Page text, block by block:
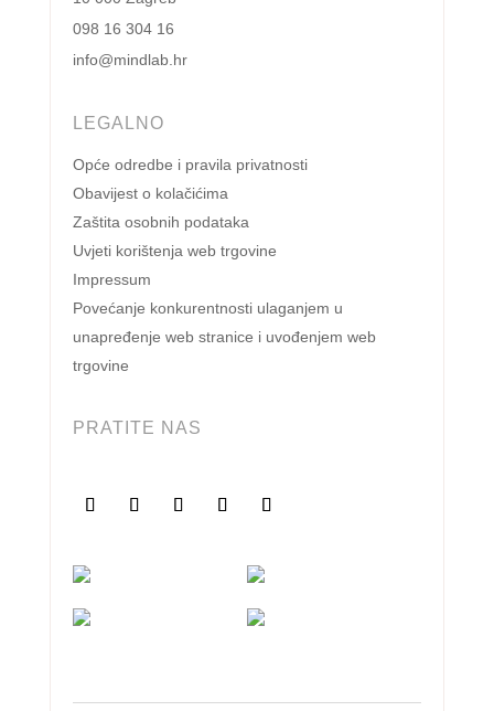
098 16 304 16
info@mindlab.hr
LEGALNO
Opće odredbe i pravila privatnosti
Obavijest o kolačićima
Zaštita osobnih podataka
Uvjeti korištenja web trgovine
Impressum
Povećanje konkurentnosti ulaganjem u
unapređenje web stranice i uvođenjem web
trgovine
PRATITE NAS